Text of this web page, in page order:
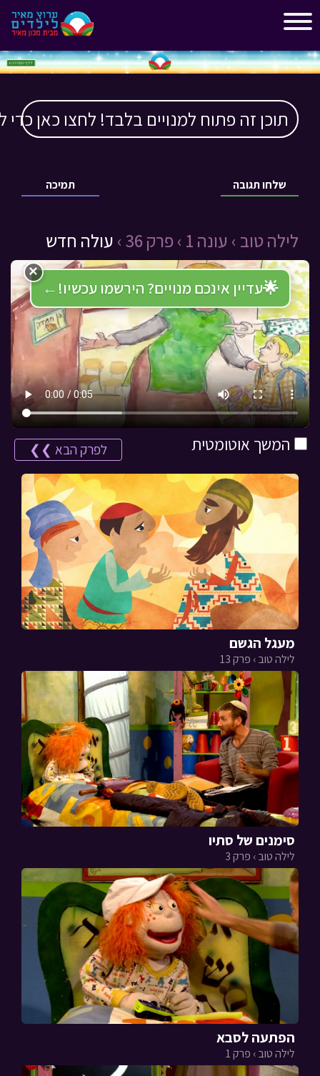
תוכן זה פתוח למנויים בלבד! לחצו כאן כדי
תמיכה שלחו תגובה
לילה טוב › עונה 1 › פרק 36 › עולה חדש
🌟עדיין אינכם מנויים? הירשמו עכשיו! ←
×
המשך אוטומטית לפרק הבא ❯❯
מעגל הגשם
לילה טוב › פרק 13
סימנים של סתיו
לילה טוב › פרק 3
הפתעה לסבא
לילה טוב › פרק 1